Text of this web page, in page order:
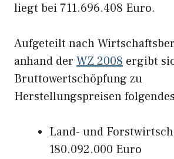
liegt bei 711.696.408 Euro.
Aufgeteilt nach
anhand der WZ 2008 ergibt
Bruttowertschöpfung zu
Herstellungspreisen
Land- und
180.092.000 Euro